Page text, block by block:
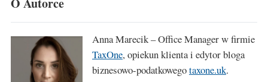
Anna Marecik – Office Manager w firmie
TaxOne, opiekun klienta i edytor bloga
biznesowo-podatkowegotaxone.uk.